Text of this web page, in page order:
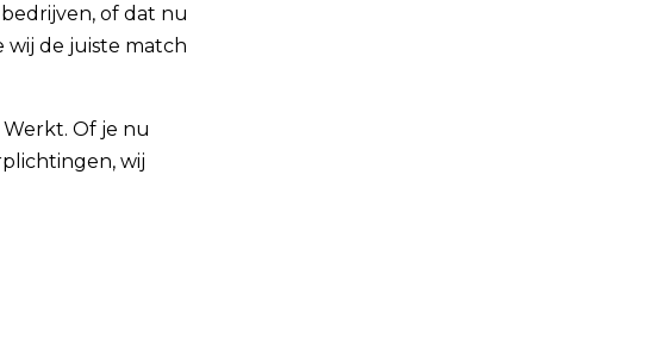
of dat nu
wij de juiste match
Of je nu
wij